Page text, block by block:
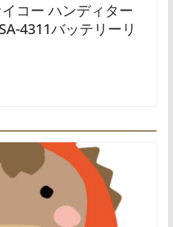
コー ハンディター
4311バッテリーリ